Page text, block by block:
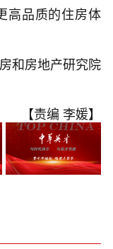
高品质的住房体
和房地产研究院
【责编 李媛】